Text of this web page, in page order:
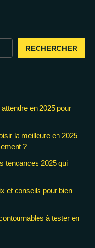
RECHERCHER
en 2025 pour
la meilleure en 2025
?
tendances 2025 qui
et conseils pour bien
à tester en